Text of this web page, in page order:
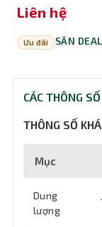
Liên hệ
Ưu đãi SĂN
CÁC THÔNG SỐ
THÔNG SỐ
Mục
Dung
lượng